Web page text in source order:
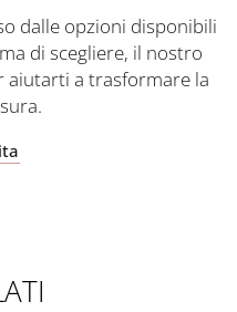
dalle opzioni disponibili
di scegliere, il nostro
aiutarti a trasformare la